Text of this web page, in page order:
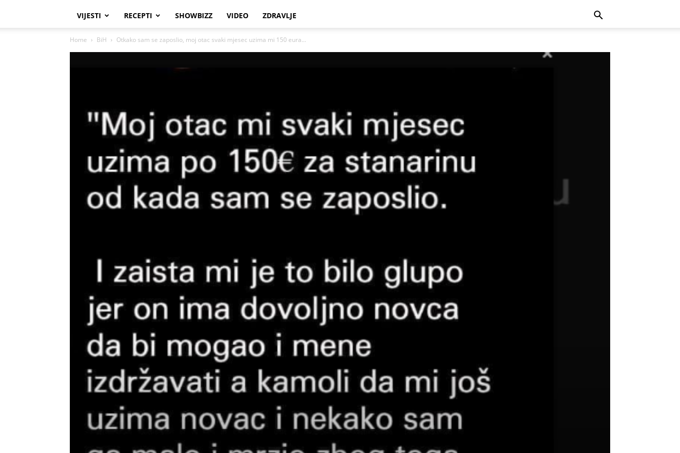
VIJESTI RECEPTI SHOWBIZZ VIDEO ZDRAVLJE
Home BiH Otkako sam se zaposlio, moj otac svaki mjesec uzima mi 150 eura...